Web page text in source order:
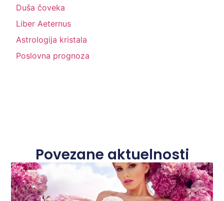
Duša čoveka
Liber Aeternus
Astrologija kristala
Poslovna prognoza
Povezane aktuelnosti